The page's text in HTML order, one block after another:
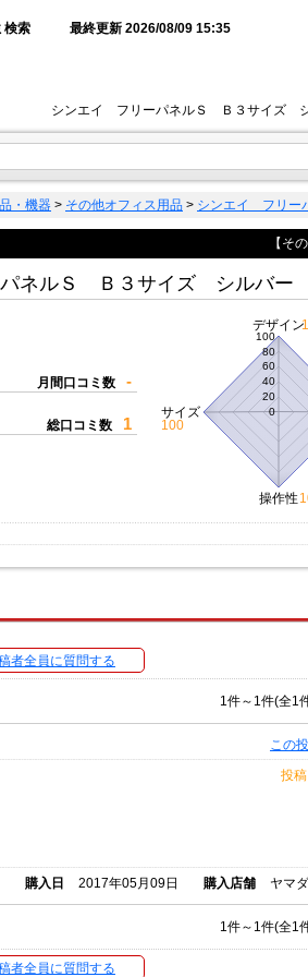
検索 最終更新 2026/08/09 15:35
シンエイ フリーパネルＳ Ｂ３サイズ シ
・機器 > その他オフィス用品 > シンエイ フリー
【そ
ネルＳ Ｂ３サイズ シルバー
月間口コミ数 -
総口コミ数 1
0
20
40
60
80
100
デザイン
操作性
サイズ
100
者全員に質問する
1件～1件(全1
この
投
購入日 2017年05月09日 購入店舗 ヤマ
1件～1件(全1
者全員に質問する